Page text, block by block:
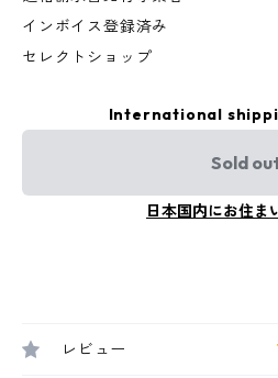
インボイス登録済み
セレクトショップ
International
Sold
日本国内にお住ま
レビュー